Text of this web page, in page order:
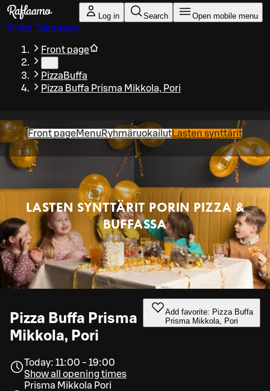
Skip to main content
Log in Search Open mobile menu
Order Takeaway
Front page
PizzaBuffa
Pizza Buffa Prisma Mikkola, Pori
Front pageMenu RyhmäruokailutLasten synttärit
LASTEN SYNTTÄRIT PORIN PIZZA &
BUFFASSA
Pizza Buffa Prisma
Mikkola, Pori
Add favorite: Pizza Buffa
Prisma Mikkola, Pori
Today: 11:00 - 19:00
Show all opening times
Prisma Mikkola Pori